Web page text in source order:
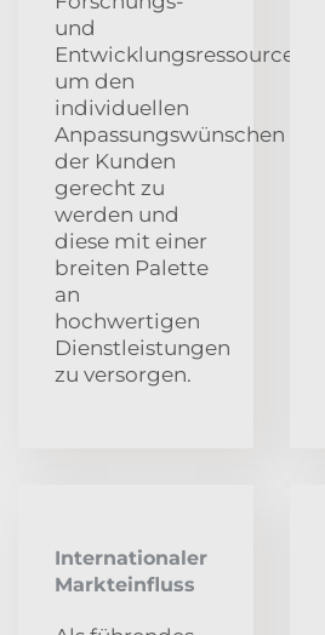
und
Entwicklungsressourcen,
um den
individuellen
Anpassungswünschen
der Kunden
gerecht zu
werden und
diese mit einer
breiten Palette
an
hochwertigen
Dienstleistungen
zu versorgen.
Internationaler
Markteinfluss